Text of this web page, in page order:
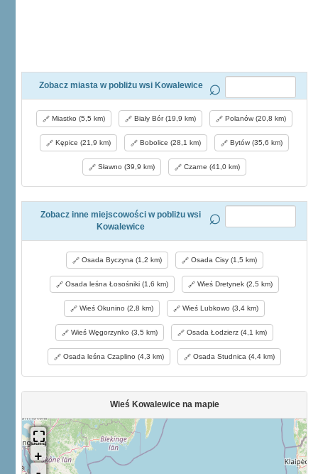
Zobacz miasta w pobliżu wsi Kowalewice
Miastko (5,5 km) Biały Bór (19,9 km) Polanów (20,8 km)
Kępice (21,9 km) Bobolice (28,1 km) Bytów (35,6 km)
Sławno (39,9 km) Czarne (41,0 km)
Zobacz inne miejscowości w pobliżu wsi
Kowalewice
Osada Byczyna (1,2 km) Osada Cisy (1,5 km)
Osada leśna Łosośniki (1,6 km) Wieś Dretynek (2,5 km)
Wieś Okunino (2,8 km) Wieś Lubkowo (3,4 km)
Wieś Węgorzynko (3,5 km) Osada Łodzierz (4,1 km)
Osada leśna Czaplino (4,3 km) Osada Studnica (4,4 km)
Wieś Kowalewice na mapie